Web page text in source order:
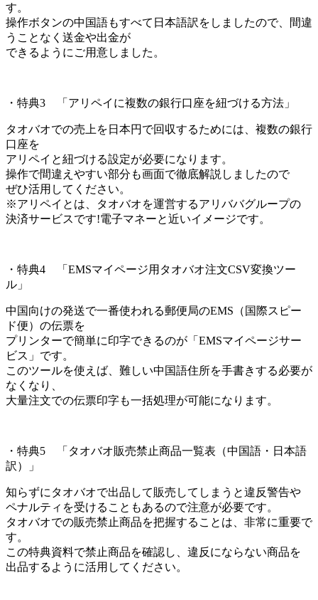
す。
操作ボタンの中国語もすべて日本語訳をしましたので、間違
うことなく送金や出金が
できるようにご用意しました。
・特典3 「アリペイに複数の銀行口座を紐づける方法」
タオバオでの売上を日本円で回収するためには、複数の銀行
口座を
アリペイと紐づける設定が必要になります。
操作で間違えやすい部分も画面で徹底解説しましたので
ぜひ活用してください。
※アリペイとは、タオバオを運営するアリババグループの
決済サービスです!電子マネーと近いイメージです。
・特典4 「EMSマイページ用タオバオ注文CSV変換ツー
ル」
中国向けの発送で一番使われる郵便局のEMS（国際スピー
ド便）の伝票を
プリンターで簡単に印字できるのが「EMSマイページサー
ビス」です。
このツールを使えば、難しい中国語住所を手書きする必要が
なくなり、
大量注文での伝票印字も一括処理が可能になります。
・特典5 「タオバオ販売禁止商品一覧表（中国語・日本語
訳）」
知らずにタオバオで出品して販売してしまうと違反警告や
ペナルティを受けることもあるので注意が必要です。
タオバオでの販売禁止商品を把握することは、非常に重要で
す。
この特典資料で禁止商品を確認し、違反にならない商品を
出品するように活用してください。